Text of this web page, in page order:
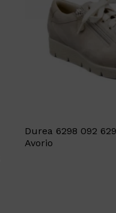
Durea 6298 092
Avorio